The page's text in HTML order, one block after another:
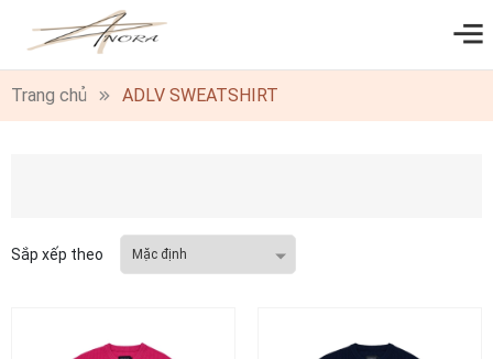
0
Trang chủ ADLV SWEATSHIRT
Sắp xếp theo